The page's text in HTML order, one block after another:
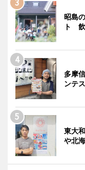
昭島
ト 飲
多摩
ンテ
東大
や北